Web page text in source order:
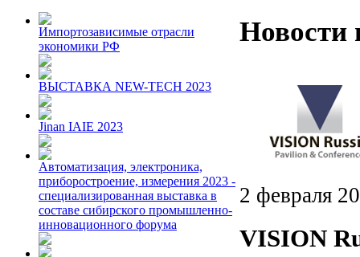
Импортозависимые отрасли
экономики РФ
ВЫСТАВКА NEW-TECH 2023
Jinan IAIE 2023
Автоматизация, электроника,
приборостроение, измерения 2023 -
специализированная выставка в
составе сибирского промышленно-
инновационного форума
Новости
2 февраля
VISION